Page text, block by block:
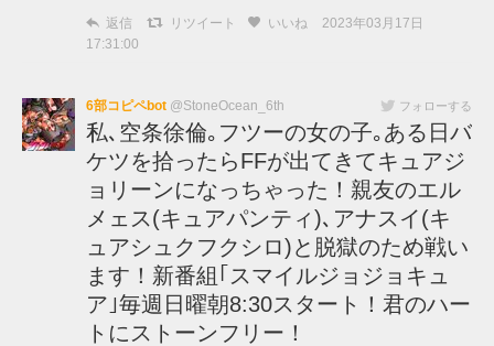
返信 リツイート いいね
2023年03月17日
17:31:00
6部コピペbot @StoneOcean_6th フォローする
私､空条徐倫｡フツーの女の子｡ある日バ
ケツを拾ったらFFが出てきてキュアジ
ョリーンになっちゃった！親友のエル
メェス(キュアパンティ)､アナスイ(キ
ュアシュクフクシロ)と脱獄のため戦い
ます！新番組｢スマイルジョジョキュ
ア｣毎週日曜朝8:30スタート！君のハー
トにストーンフリー！